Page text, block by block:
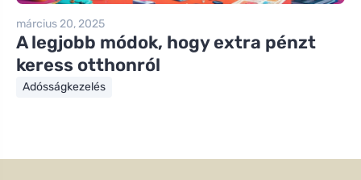
március 20, 2025
A legjobb módok, hogy extra pénzt
keress otthonról
Adósságkezelés